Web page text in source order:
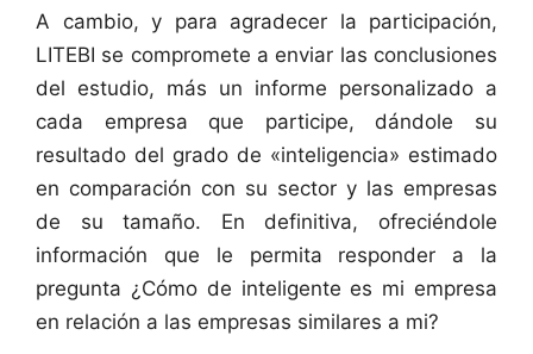
A cambio, y para agradecer la participación,
LITEBI se compromete a enviar las conclusiones
del estudio, más un informe personalizado a
cada empresa que participe, dándole su
resultado del grado de «inteligencia» estimado
en comparación con su sector y las empresas
de su tamaño. En definitiva, ofreciéndole
información que le permita responder a la
pregunta ¿Cómo de inteligente es mi empresa
en relación a las empresas similares a mi?